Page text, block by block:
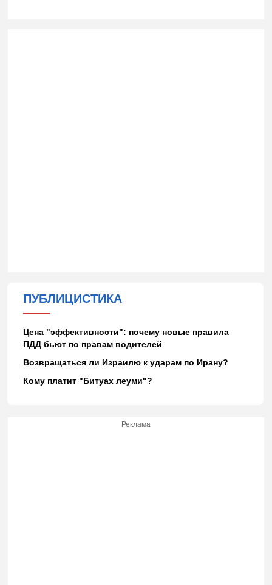
ПУБЛИЦИСТИКА
Цена "эффективности": почему новые правила
ПДД бьют по правам водителей
Возвращаться ли Израилю к ударам по Ирану?
Кому платит "Битуах леуми"?
Реклама